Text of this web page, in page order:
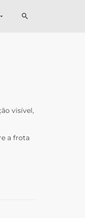
visível,
a frota